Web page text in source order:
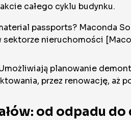
całego cyklu budynku.
passports? Maconda
sektorze nieruchomości
planowanie
przez renowację, aż
od odpadu do